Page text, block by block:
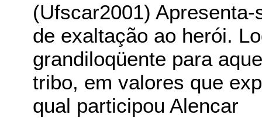
(Ufscar2001)
de exaltação ao herói.
grandiloqüente para
tribo, em valores que
qual participou Alencar